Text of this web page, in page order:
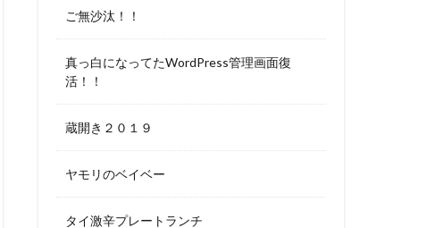
ご無沙汰！！
真っ白になってたWordPress管理画面復
活！！
蔵開き２０１９
ヤモリのベイベー
タイ激辛プレートランチ